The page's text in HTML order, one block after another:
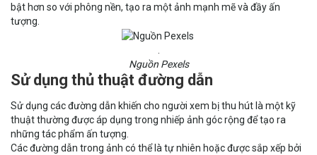
bật hơn so với phông nền, tạo ra một ảnh mạnh mẽ và đầy ấn
tượng.
Nguồn Pexels
Sử dụng thủ thuật đường dẫn
Sử dụng các đường dẫn khiến cho người xem bị thu hút là một kỹ
thuật thường được áp dụng trong nhiếp ảnh góc rộng để tạo ra
những tác phẩm ấn tượng.
Các đường dẫn trong ảnh có thể là tự nhiên hoặc được sắp xếp bởi